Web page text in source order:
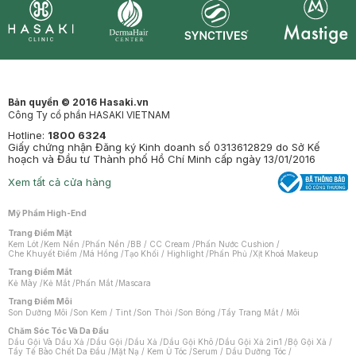
Bản quyền © 2016 Hasaki.vn
Công Ty cổ phần HASAKI VIETNAM
Hotline: 1800 6324
Giấy chứng nhận Đăng ký Kinh doanh số 0313612829 do Sở Kế
hoạch và Đầu tư Thành phố Hồ Chí Minh cấp ngày 13/01/2016
Xem tất cả cửa hàng
Mỹ Phẩm High-End
Trang Điểm Mặt
Kem Lót /Kem Nền /Phấn Nền /BB / CC Cream /Phấn Nước Cushion /
Che Khuyết Điểm /Má Hồng /Tạo Khối / Highlight /Phấn Phủ /Xịt Khoá Makeup
Trang Điểm Mắt
Kẻ Mày /Kẻ Mắt /Phấn Mắt /Mascara
Trang Điểm Môi
Son Dưỡng Môi /Son Kem / Tint /Son Thỏi /Son Bóng /Tẩy Trang Mắt / Môi
Chăm Sóc Tóc Và Da Đầu
Dầu Gội Và Dầu Xả /Dầu Gội /Dầu Xả /Dầu Gội Khô /Dầu Gội Xả 2in1 /Bộ Gội Xả /
Tẩy Tế Bào Chết Da Đầu /Mặt Nạ / Kem Ủ Tóc /Serum / Dầu Dưỡng Tóc /